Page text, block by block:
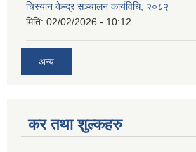
चिस्यान केन्द्र सञ्‍चालन कार्यविधि, २०८२
मिति: 02/02/2026 - 10:12
अन्य
कर तथा शुल्कहरु